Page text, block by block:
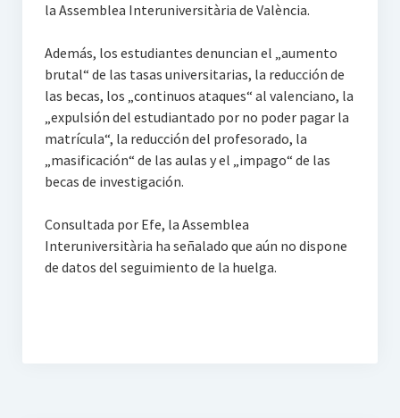
la Assemblea Interuniversitària de València.
Además, los estudiantes denuncian el „aumento
brutal“ de las tasas universitarias, la reducción de
las becas, los „continuos ataques“ al valenciano, la
„expulsión del estudiantado por no poder pagar la
matrícula“, la reducción del profesorado, la
„masificación“ de las aulas y el „impago“ de las
becas de investigación.
Consultada por Efe, la Assemblea
Interuniversitària ha señalado que aún no dispone
de datos del seguimiento de la huelga.